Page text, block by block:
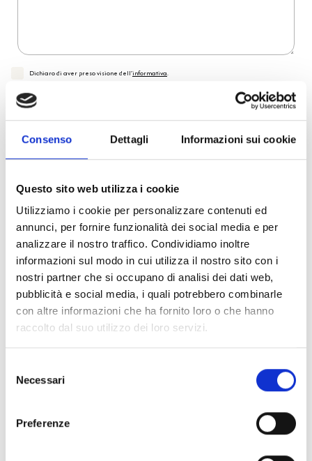
Consenso Dettagli Informazioni sui cookie
Questo sito web utilizza i cookie
Utilizziamo i cookie per personalizzare contenuti ed
annunci, per fornire funzionalità dei social media e per
analizzare il nostro traffico. Condividiamo inoltre
informazioni sul modo in cui utilizza il nostro sito con i
nostri partner che si occupano di analisi dei dati web,
pubblicità e social media, i quali potrebbero combinarle
con altre informazioni che ha fornito loro o che hanno
raccolto dal suo utilizzo dei loro servizi.
delNecessari
Preferenze
Dichiaro di aver preso visione dell'informativa.
* Campi obbligatori
Invia richiesta
Reso facile e veloce
PRONTA consegna
Spedizione Gratuita
Collezione